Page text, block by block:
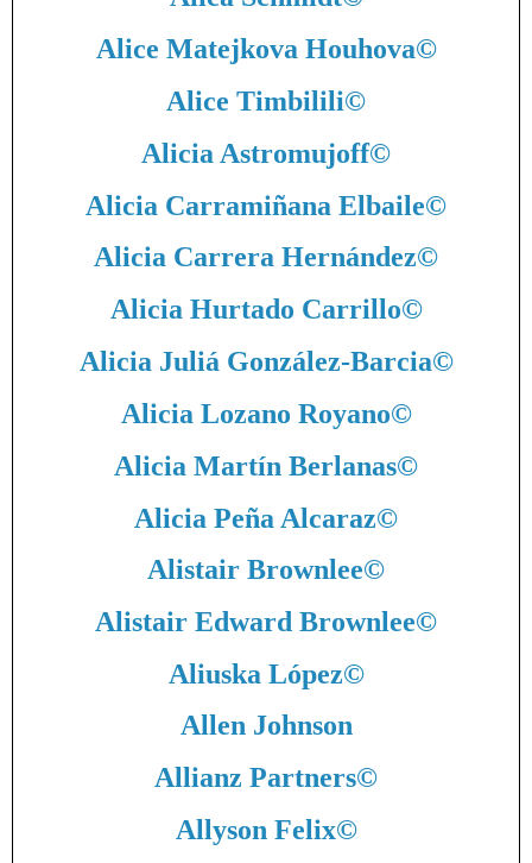
Alice Matejkova Houhova©
Alice Timbilili©
Alicia Astromujoff©
Alicia Carramiñana Elbaile©
Alicia Carrera Hernández©
Alicia Hurtado Carrillo©
Alicia Juliá González-Barcia©
Alicia Lozano Royano©
Alicia Martín Berlanas©
Alicia Peña Alcaraz©
Alistair Brownlee©
Alistair Edward Brownlee©
Aliuska López©
Allen Johnson
Allianz Partners©
Allyson Felix©